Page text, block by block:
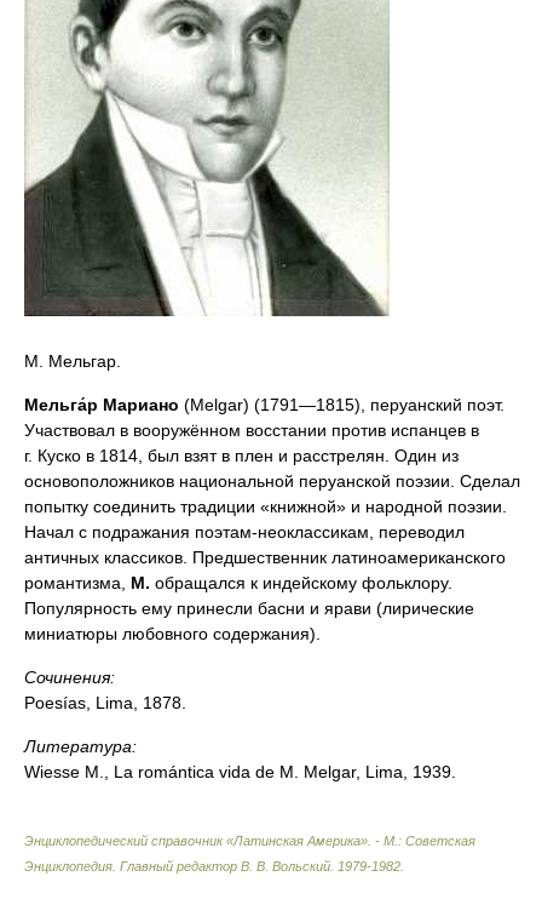
М. Мельгар.
Мельга́р Мариано (Melgar) (1791—1815), перуанский поэт.
Участвовал в вооружённом восстании против испанцев в
г. Куско в 1814, был взят в плен и расстрелян. Один из
основоположников национальной перуанской поэзии. Сделал
попытку соединить традиции «книжной» и народной поэзии.
Начал с подражания поэтам-неоклассикам, переводил
античных классиков. Предшественник латиноамериканского
романтизма, М. обращался к индейскому фольклору.
Популярность ему принесли басни и ярави (лирические
миниатюры любовного содержания).
Сочинения:
Poesías, Lima, 1878.
Литература:
Wiesse М., La romántica vida de M. Melgar, Lima, 1939.
Энциклопедический справочник «Латинская Америка». - М.: Советская
Энциклопедия Главный редактор В. В. Вольский 1979-1982